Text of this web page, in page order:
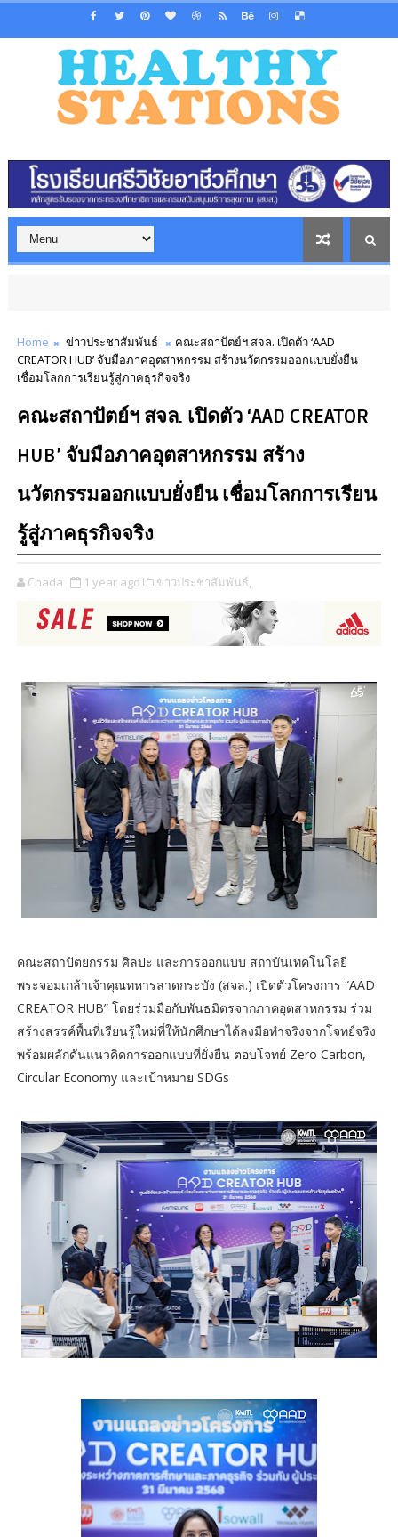
Home ข่าวประชาสัมพันธ์
คณะสถาปัตย์ฯ สจล. เปิดตัว ‘AAD
CREATOR HUB’ จับมือภาคอุตสาหกรรม สร้างนวัตกรรมออกแบบยั่งยืน
เชื่อมโลกการเรียนรู้สู่ภาคธุรกิจจริง
คณะสถาปัตย์ฯ สจล. เปิดตัว ‘AAD CREATOR
HUB’ จับมือภาคอุตสาหกรรม สร้าง
นวัตกรรมออกแบบยั่งยืน เชื่อมโลกการเรียน
รู้สู่ภาคธุรกิจจริง
Chada 1 year ago ข่าวประชาสัมพันธ์,
คณะสถาปัตยกรรม ศิลปะ และการออกแบบ สถาบันเทคโนโลยี
พระจอมเกล้าเจ้าคุณทหารลาดกระบัง (สจล.) เปิดตัวโครงการ “AAD
CREATOR HUB” โดยร่วมมือกับพันธมิตรจากภาคอุตสาหกรรม ร่วม
สร้างสรรค์พื้นที่เรียนรู้ใหม่ที่ให้นักศึกษาได้ลงมือทำจริงจากโจทย์จริง
พร้อมผลักดันแนวคิดการออกแบบที่ยั่งยืน ตอบโจทย์ Zero Carbon,
Circular Economy และเป้าหมาย SDGs